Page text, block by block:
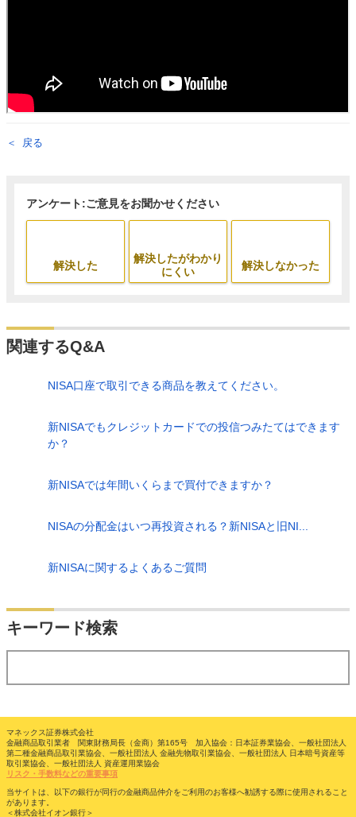
戻る
アンケート:ご意見をお聞かせください
解決した
解決したがわかり
にくい
解決しなかった
関連するQ&A
NISA口座で取引できる商品を教えてください。
新NISAでもクレジットカードでの投信つみたてはできます
か？
新NISAでは年間いくらまで買付できますか？
NISAの分配金はいつ再投資される？新NISAと旧NI...
新NISAに関するよくあるご質問
キーワード検索
マネックス証券株式会社
金融商品取引業者 関東財務局長（金商）第165号 加入協会：日本証券業協会、一般社団法人
第二種金融商品取引業協会、一般社団法人 金融先物取引業協会、一般社団法人 日本暗号資産等
取引業協会、一般社団法人 資産運用業協会
リスク・手数料などの重要事項
当サイトは、以下の銀行が同行の金融商品仲介をご利用のお客様へ勧誘する際に使用されること
があります。
＜株式会社イオン銀行＞